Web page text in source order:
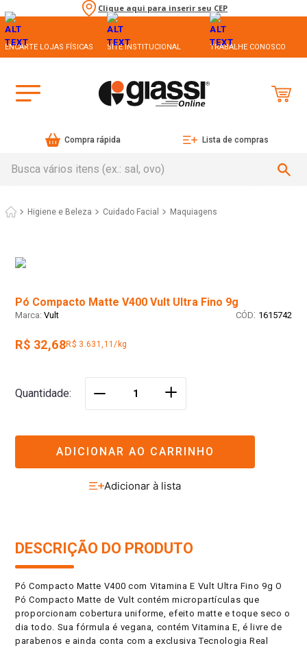
Clique aqui para inserir seu CEP
ENCARTE LOJAS FÍSICAS SITE INSTITUCIONAL TRABALHE CONOSCO
Compra rápida Lista de compras
Higiene e Beleza Cuidado Facial Maquiagens
Pó Compacto Matte V400 Vult Ultra Fino 9g
Vult : 1615742
R$ 32,68R$ 3.631,11/kg
Quantidade ＋
ADICIONAR AO CARRINHO
DESCRIÇÃO DO PRODUTO
Pó Compacto Matte V400 com Vitamina E Vult Ultra Fino 9g O
Pó Compacto Matte de Vult contém micropartículas que
proporcionam cobertura uniforme, efeito matte e toque seco o
dia todo. Sua fórmula é vegana, contém Vitamina E, é livre de
parabenos e ainda conta com a exclusiva Tecnologia Real